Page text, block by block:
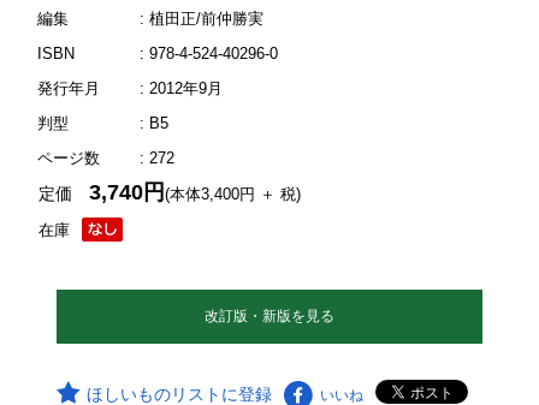
編集
: 植田正/前仲勝実
ISBN
: 978-4-524-40296-0
発行年月
: 2012年9月
判型
: B5
ページ数
: 272
在庫
定価3,740円(本体3,400円 ＋ 税)
改訂版・新版を見る
ほしいものリストに登録 いいね